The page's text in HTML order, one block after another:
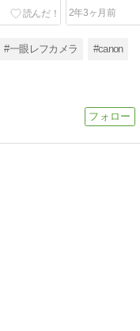
2年3ヶ月前
#一眼レフカメラ #canon